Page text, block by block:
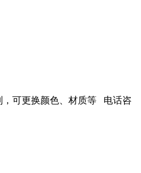
，可更换颜色、材质等 电话咨